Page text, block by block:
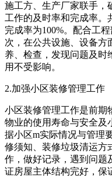
施工方、生产厂家联手，
工作的及时率和完成率。
完成率为100%。配合工
次，在公共设施、设备方
养、检查，发现问题及时
用不受影响。
2.加强小区装修管理工作
小区装修管理工作是前期
物业的使用寿命与安全及
据小区m实际情况与管理
修须知、装修垃圾清运方
作，做好记录，遇到问题
证房屋主体结构完好，保